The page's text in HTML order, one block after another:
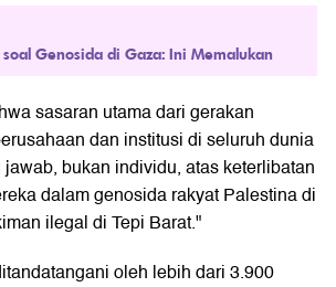
Genosida di Gaza: Ini Memalukan
sasaran utama dari gerakan
dan institusi di seluruh dunia
bukan individu, atas keterlibatan
dalam genosida rakyat Palestina di
ilegal di Tepi Barat."
oleh lebih dari 3.900